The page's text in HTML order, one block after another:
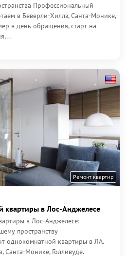
Профессиональный
в Беверли-Хиллз, Санта-Монике,
в день обращения, старт на
Ремонт квартир
квартиры в Лос-Анджелесе
в Лос-Анджелесе:
пространству
однокомнатной квартиры в ЛА.
Санта-Монике, Голливуде.